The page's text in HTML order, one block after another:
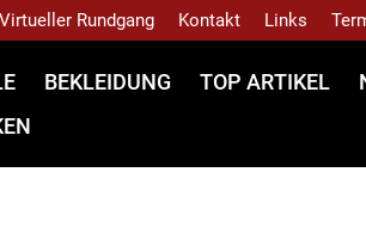
Virtueller Rundgang Kontakt Links
BEKLEIDUNG TOP ARTIKEL